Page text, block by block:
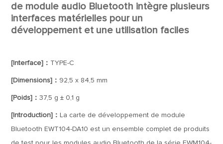
de module audio Bluetooth intègre plusieurs
interfaces matérielles pour un
développement et une utilisation faciles
[Interface]： TYPE-C
[Dimensions]： 92,5 x 84,5 mm
[Poids]：37,5 g ± 0,1 g
[Introduction]： La carte de développement de module
Bluetooth EWT104-DA10 est un ensemble complet de produits